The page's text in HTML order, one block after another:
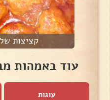
קציצות
עוד באמהות
עוגות